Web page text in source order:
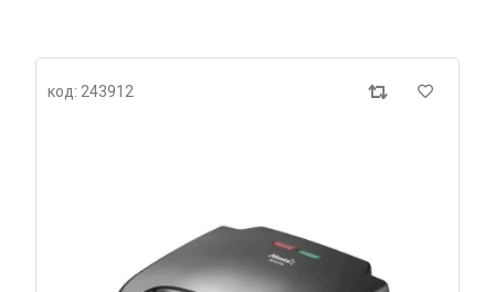
код: 243912